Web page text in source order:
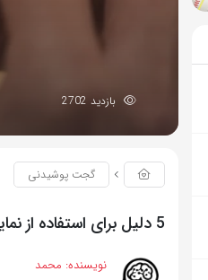
بازدید 2702
گجت پوشیدنی
5 دلیل برای استفاده از نمایشگر ضربان قلب در حین ورزش
نویسنده: محمد